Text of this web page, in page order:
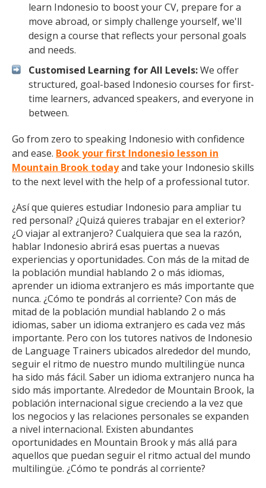
learn Indonesio to boost your CV, prepare for a
move abroad, or simply challenge yourself, we'll
design a course that reflects your personal goals
and needs.
Customised Learning for All Levels:We offer
structured, goal-based Indonesio courses for first-
time learners, advanced speakers, and everyone in
between.
Go from zero to speaking Indonesio with confidence
and ease. Book your first Indonesio lesson in
Mountain Brook todayand take your Indonesio skills
to the next level with the help of a professional tutor.
¿Así que quieres estudiar Indonesio para ampliar tu
red personal? ¿Quizá quieres trabajar en el exterior?
¿O viajar al extranjero? Cualquiera que sea la razón,
hablar Indonesio abrirá esas puertas a nuevas
experiencias y oportunidades. Con más de la mitad de
la población mundial hablando 2 o más idiomas,
aprender un idioma extranjero es más importante que
nunca. ¿Cómo te pondrás al corriente? Con más de
mitad de la población mundial hablando 2 o más
idiomas, saber un idioma extranjero es cada vez más
importante. Pero con los tutores nativos de Indonesio
de Language Trainers ubicados alrededor del mundo,
seguir el ritmo de nuestro mundo multilingüe nunca
ha sido más fácil. Saber un idioma extranjero nunca ha
sido más importante. Alrededor de Mountain Brook, la
población internacional sigue creciendo a la vez que
los negocios y las relaciones personales se expanden
a nivel internacional. Existen abundantes
oportunidades en Mountain Brook y más allá para
aquellos que puedan seguir el ritmo actual del mundo
multilingüe. ¿Cómo te pondrás al corriente?